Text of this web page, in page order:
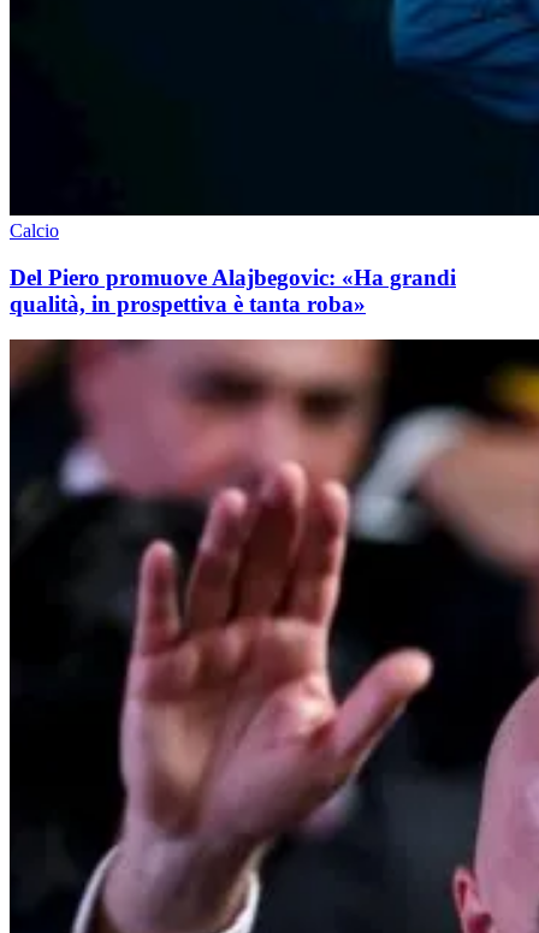
Calcio
Del Piero promuove Alajbegovic: «Ha grandi
qualità, in prospettiva è tanta roba»